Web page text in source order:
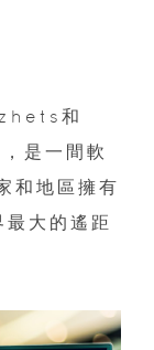
和
是一間軟
和地區擁有
大的遙距